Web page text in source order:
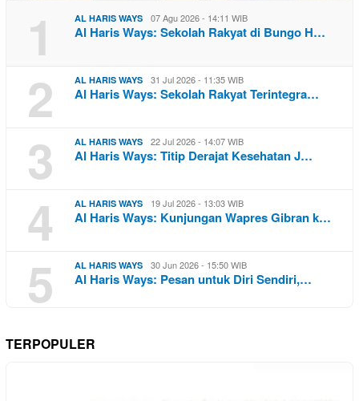
1 AL HARIS WAYS 07 Agu 2026 - 14:11 WIB
Al Haris Ways: Sekolah Rakyat di Bungo H…
2 AL HARIS WAYS 31 Jul 2026 - 11:35 WIB
Al Haris Ways: Sekolah Rakyat Terintegra…
3 AL HARIS WAYS 22 Jul 2026 - 14:07 WIB
Al Haris Ways: Titip Derajat Kesehatan J…
4 AL HARIS WAYS 19 Jul 2026 - 13:03 WIB
Al Haris Ways: Kunjungan Wapres Gibran k…
5 AL HARIS WAYS 30 Jun 2026 - 15:50 WIB
Al Haris Ways: Pesan untuk Diri Sendiri,…
TERPOPULER